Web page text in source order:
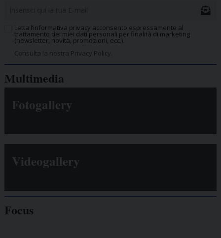
Letta l’informativa privacy acconsento espressamente al
trattamento dei miei dati personali per finalità di marketing
(newsletter, novità, promozioni, ecc.).
Consulta la nostra Privacy Policy.
Multimedia
Fotogallery
Videogallery
Focus